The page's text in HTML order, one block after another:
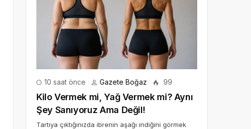
10 saat önce Gazete Boğaz 99
Kilo Vermek mi, Yağ Vermek mi? Aynı
Şey Sanıyoruz Ama Değil!
Tartıya çıktığınızda ibrenin aşağı indiğini görmek